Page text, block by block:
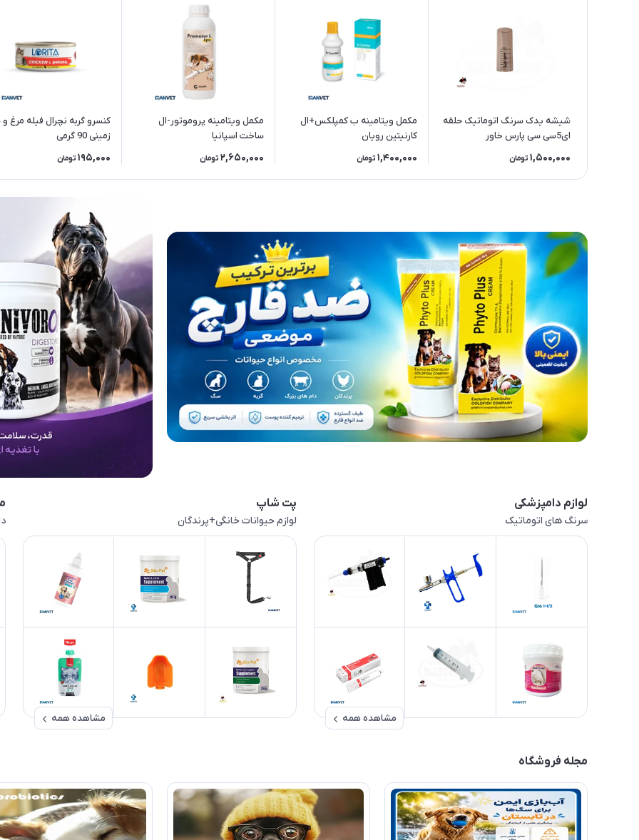
شیشه یدک سرنگ اتوماتیک حلقه
ای5سی سی پارس خاور
1,500,000 تومان
مکمل ویتامینه ب کمپلکس+ال
کارنیتین رویان
1,400,000 تومان
مکمل ویتامینه پروموتور-ال
ساخت اسپانیا
2,650,000 تومان
کنسرو گربه نچرال فیله مرغ
زمینی 90 گرمی
195,000 تومان
لوازم دامپزشکی
سرنگ های اتوماتیک
مشاهده همه
پت شاپ
لوازم حیوانات خانگی+پرندگان
مشاهده همه
مجله فروشگاه